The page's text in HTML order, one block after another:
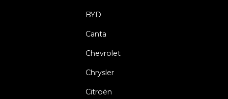
BYD
Canta
Chevrolet
Chrysler
Citroën